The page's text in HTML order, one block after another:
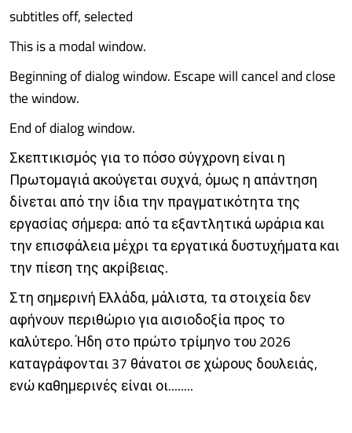
subtitles off, selected
This is a modal window.
Beginning of dialog window. Escape will cancel and close
the window.
End of dialog window.
Σκεπτικισμός για το πόσο σύγχρονη είναι η
Πρωτομαγιά ακούγεται συχνά, όμως η απάντηση
δίνεται από την ίδια την πραγματικότητα της
εργασίας σήμερα: από τα εξαντλητικά ωράρια και
την επισφάλεια μέχρι τα εργατικά δυστυχήματα και
την πίεση της ακρίβειας.
Στη σημερινή Ελλάδα, μάλιστα, τα στοιχεία δεν
αφήνουν περιθώριο για αισιοδοξία προς το
καλύτερο. Ήδη στο πρώτο τρίμηνο του 2026
καταγράφονται 37 θάνατοι σε χώρους δουλειάς,
ενώ καθημερινές είναι οι........